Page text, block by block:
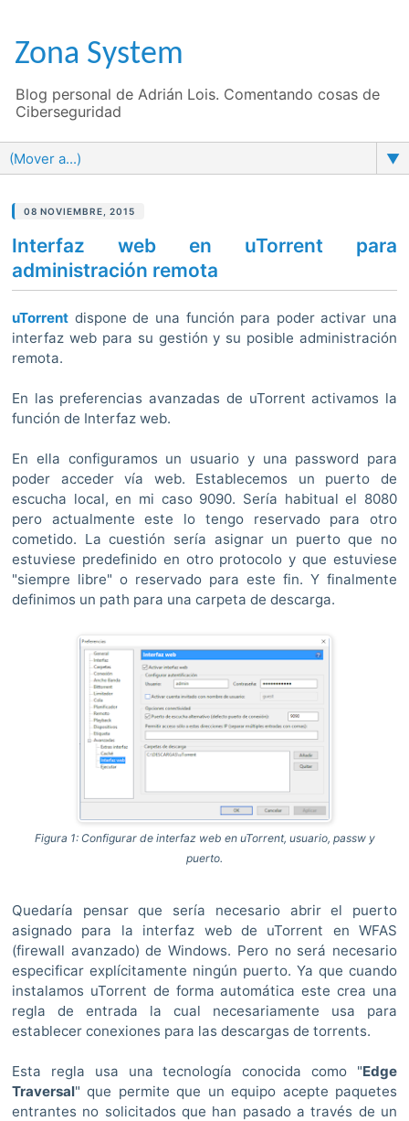
Zona System
Blog personal de Adrián Lois. Comentando cosas de
Ciberseguridad
▼
08 NOVIEMBRE, 2015
Interfaz web en uTorrent para
administración remota
uTorrent dispone de una función para poder activar una
interfaz web para su gestión y su posible administración
remota.
En las preferencias avanzadas de uTorrent activamos la
función de Interfaz web.
En ella configuramos un usuario y una password para
poder acceder vía web. Establecemos un puerto de
escucha local, en mi caso 9090. Sería habitual el 8080
pero actualmente este lo tengo reservado para otro
cometido. La cuestión sería asignar un puerto que no
estuviese predefinido en otro protocolo y que estuviese
"siempre libre" o reservado para este fin. Y finalmente
definimos un path para una carpeta de descarga.
Figura 1: Configurar de interfaz web en uTorrent, usuario, passw y
puerto.
Quedaría pensar que sería necesario abrir el puerto
asignado para la interfaz web de uTorrent en WFAS
(firewall avanzado) de Windows. Pero no será necesario
especificar explícitamente ningún puerto. Ya que cuando
instalamos uTorrent de forma automática este crea una
regla de entrada la cual necesariamente usa para
establecer conexiones para las descargas de torrents.
Esta regla usa una tecnología conocida como "Edge
Traversal" que permite que un equipo acepte paquetes
entrantes no solicitados que han pasado a través de un